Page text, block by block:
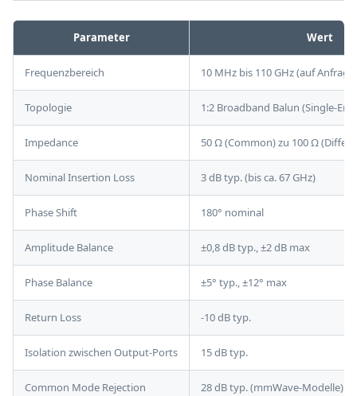
Parameter Wert
Frequenzbereich 10 MHz bis 110 GHz (auf Anfrage)
Topologie 1:2 Broadband Balun (Single-
Impedance 50 Ω (Common) zu 100 Ω
Nominal Insertion Loss 3 dB typ. (bis ca. 67 GHz)
Phase Shift 180° nominal
Amplitude Balance ±0,8 dB typ., ±2 dB max
Phase Balance ±5° typ., ±12° max
Return Loss -10 dB typ.
Isolation zwischen Output-Ports 15 dB typ.
Common Mode Rejection 28 dB typ. (mmWave-Modelle)